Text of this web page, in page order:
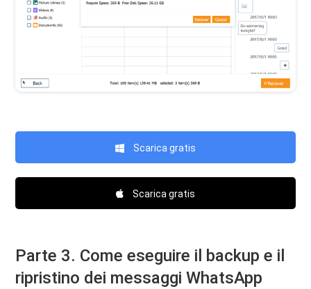
Scarica gratis
Scarica gratis
Parte 3. Come eseguire il backup e il
ripristino dei messaggi WhatsApp